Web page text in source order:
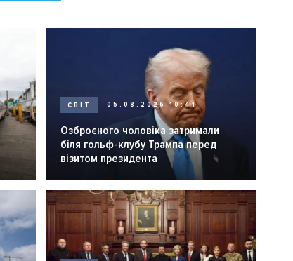
СВІТ 05.08.2026 10:41
Озброєного чоловіка затримали
біля гольф-клубу Трампа перед
візитом президента